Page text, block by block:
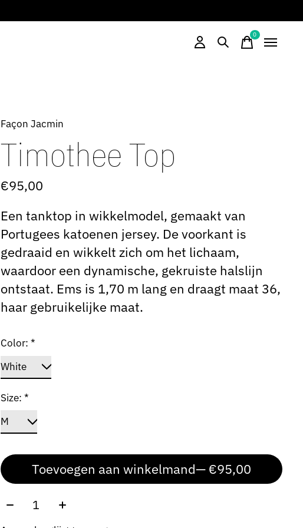
0items
Façon Jacmin
Timothee Top
€95,00
Een tanktop in wikkelmodel, gemaakt van
Portugees katoenen jersey. De voorkant is
gedraaid en wikkelt zich om het lichaam,
waardoor een dynamische, gekruiste halslijn
ontstaat. Ems is 1,70 m lang en draagt ​​maat 36,
haar gebruikelijke maat.
Color:*
Size:*
Toevoegen aan winkelmand
— €95,00
Aantal: